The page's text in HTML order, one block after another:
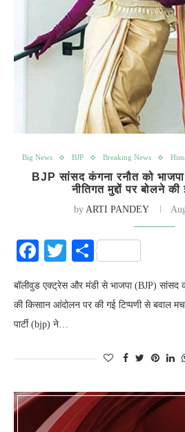
Big News BJP Breaking News
BJP सांसद कंगना रनौत को भाजपा
नीतिगत मुद्दों पर बोलने
by ARTI PANDEY
Facebook
Twitter
Share
बॉलीवुड एक्ट्रेस और मंडी से भाजपा (BJP) सांसद
की किसाान आंदोलन पर की गई टिप्पणी से बवाल
पार्टी (bjp) ने…